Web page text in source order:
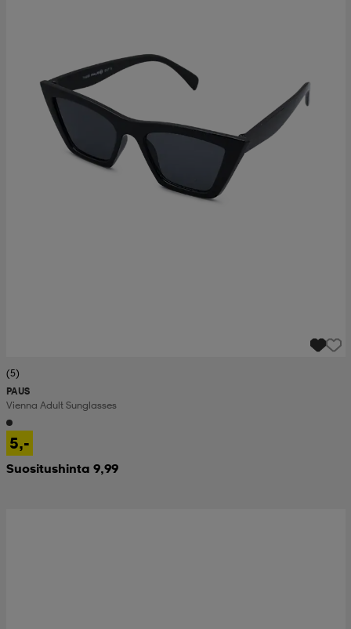
(5)
PAUS
Vienna Adult Sunglasses
5,-
Suositushinta 9,99